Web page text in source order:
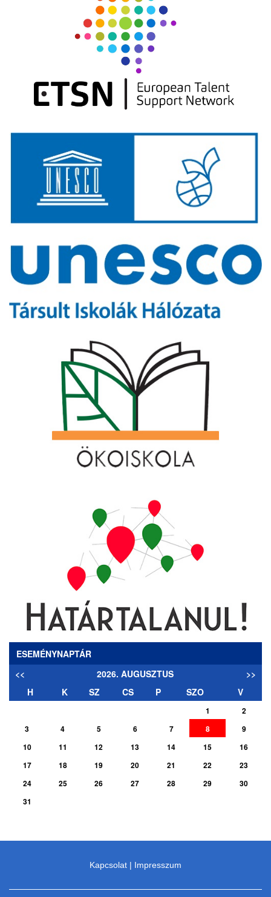
ESEMÉNYNAPTÁR
<<
2026. AUGUSZTUS
>>
H
K SZ CS P SZO V
1
2
3
4 5 6 7 8
9
10
11 12 13 14 15
16
17
18 19 20 21 22
23
24
25 26 27 28 29
30
31
Kapcsolat | Impresszum